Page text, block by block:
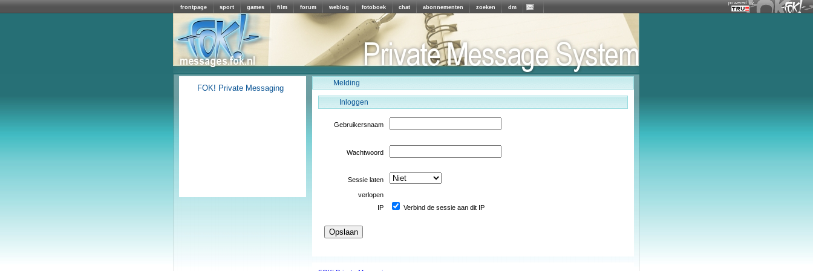
frontpage sport games film forum weblog fotoboek chat abonnementen zoeken dm
Melding
Inloggen
Gebruikersnaam
Wachtwoord
Sessie laten
verlopen
IP
Verbind de sessie aan dit IP
FOK! Private Messaging